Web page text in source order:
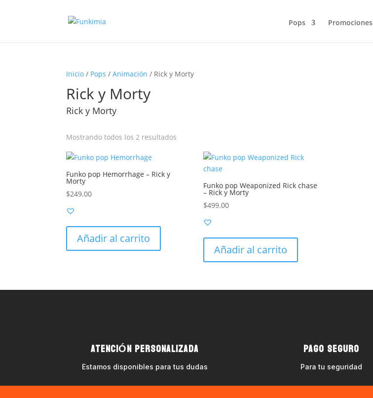
Pops Promociones
Inicio / Pops /Animación / Rick y Morty
Rick y Morty
Rick y Morty
Mostrando todos los 2 resultados
Funko pop Hemorrhage – Rick y
Morty
$249.00
Añadir al carrito
Funko pop Weaponized Rick chase
– Rick y Morty
$499.00
Añadir al carrito
ATENCIÓN PERSONALIZADA
Estamos disponibles para tus dudas
PAGO SEGURO
Para tu seguridad